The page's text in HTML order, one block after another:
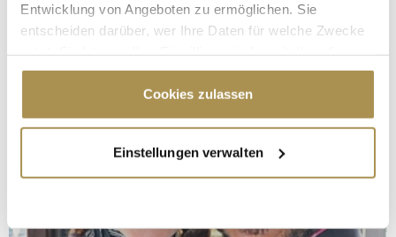
Entwicklung von Angeboten zu ermöglichen. Sie
entscheiden darüber, wer Ihre Daten für welche Zwecke
Cookie-Erklärung oder durch Klicken auf das Privacy
Trigger Symbol ändern oder widerrufen
Informationen über Ihre geografische Lage
erfassen, welche bis auf einige Meter genau sein
Cookies zulassen
Einstellungen verwalten